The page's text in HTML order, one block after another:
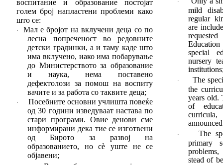
воспитание и образование постојат
голем број напластени проблеми како
што се:
·
Мал е бројот на вклучени деца со по
лесна попреченост во редовните
детски градинки, а и таму кадешто
има вклучено, иако има побарување
до Министерството за образование
и наука, нема поставено
дефектолози за помош на воспиту
вачите и за работа со таквите деца;
·
Посебните основни учлишта повеќе
од 30 години изведуваат настава по
стари програми. Овие денови сме
информирани дека тие се изготвени
од Бирото за развој на
образованието, но сè уште не се
објавени;
·
mild
regular
are
special
nursery
·
The
the
years old.
of
·
The
primary
stead of